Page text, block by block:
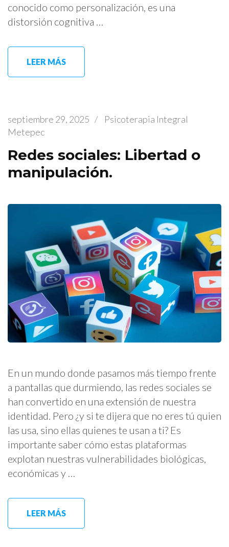
conocido como personalización, es una
distorsión cognitiva …
LEER MÁS
septiembre 29, 2025 /
Psicoterapia Integral
Metepec
Redes sociales: Libertad o
manipulación.
En un mundo donde pasamos más tiempo frente
a pantallas que durmiendo, las redes sociales se
han convertido en una extensión de nuestra
identidad. Pero ¿y si te dijera que no eres tú quien
las usa, sino ellas quienes te usan a ti? Es
importante saber cómo estas plataformas
explotan nuestras vulnerabilidades biológicas,
económicas y …
LEER MÁS